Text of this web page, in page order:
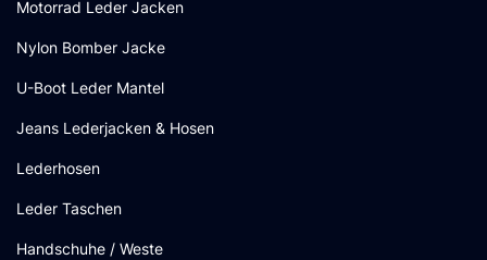
Motorrad Leder Jacken
Nylon Bomber Jacke
U-Boot Leder Mantel
Jeans Lederjacken & Hosen
Lederhosen
Leder Taschen
Handschuhe / Weste